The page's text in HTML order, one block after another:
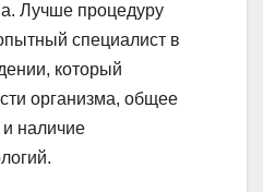
Лучше процедуру
специалист в
который
организма, общее
наличие